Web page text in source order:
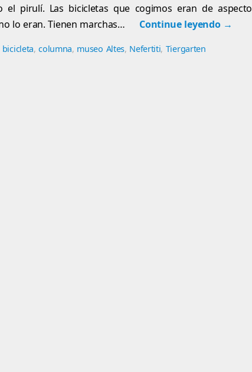
el pirulí. Las bicicletas que cogimos eran de aspecto
lo eran. Tienen marchas…
Continue leyendo →
bicicleta,columna, museo Altes, Nefertiti, Tiergarten